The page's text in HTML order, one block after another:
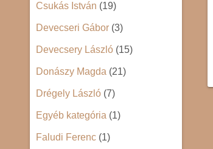
Csukás István (19)
Devecseri Gábor (3)
Devecsery László (15)
Donászy Magda (21)
Drégely László (7)
Egyéb kategória (1)
Faludi Ferenc (1)